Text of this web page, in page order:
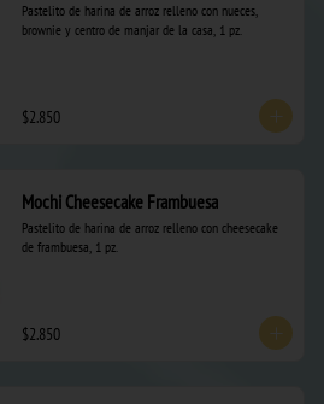
Pastelito de harina de arroz relleno con nueces,
brownie y centro de manjar de la casa, 1 pz.
$2.850
Mochi Cheesecake Frambuesa
Pastelito de harina de arroz relleno con cheesecake
de frambuesa, 1 pz.
$2.850